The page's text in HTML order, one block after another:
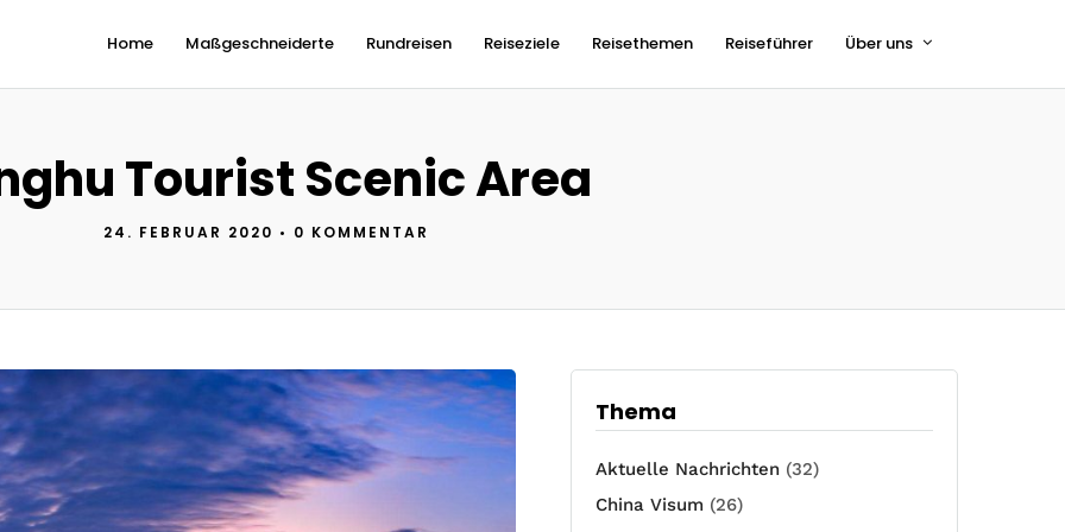
Home Maßgeschneiderte Rundreisen Reiseziele Reisethemen Reiseführer Über uns
Tourist Scenic Area
24. FEBRUAR 2020 • 0 KOMMENTAR
Thema
Aktuelle Nachrichten (32)
China Visum (26)